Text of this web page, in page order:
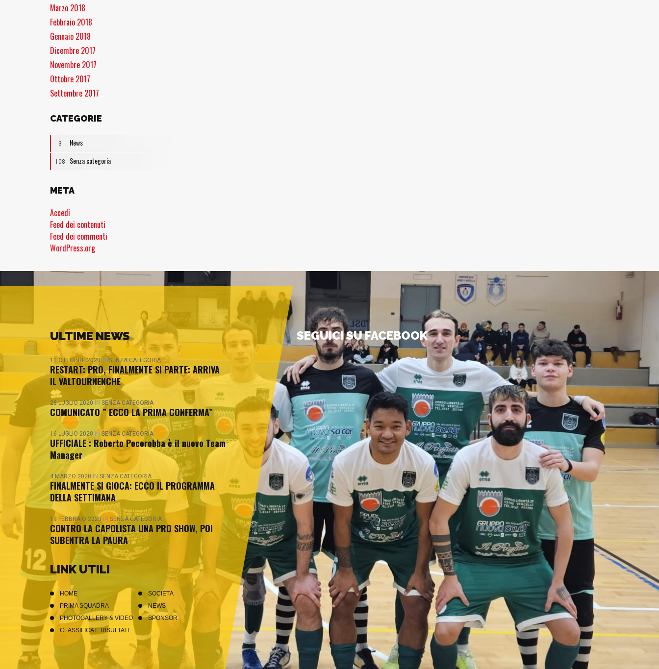
Marzo 2018
Febbraio 2018
Gennaio 2018
Dicembre 2017
Novembre 2017
Ottobre 2017
Settembre 2017
CATEGORIE
3 News
108 Senza categoria
META
Accedi
Feed dei contenuti
Feed dei commenti
WordPress.org
ULTIME NEWS
11 OTTOBRE 2020 IN SENZA CATEGORIA
RESTART: PRO, FINALMENTE SI PARTE: ARRIVA
IL VALTOURNENCHE
28 LUGLIO 2020 IN SENZA CATEGORIA
COMUNICATO ” ECCO LA PRIMA CONFERMA”
16 LUGLIO 2020 IN SENZA CATEGORIA
UFFICIALE : Roberto Pocorobba è il nuovo Team
Manager
4 MARZO 2020 IN SENZA CATEGORIA
FINALMENTE SI GIOCA: ECCO IL PROGRAMMA
DELLA SETTIMANA
19 FEBBRAIO 2020 IN SENZA CATEGORIA
CONTRO LA CAPOLISTA UNA PRO SHOW, POI
SUBENTRA LA PAURA
LINK UTILI
HOME
SOCIETÀ
PRIMA SQUADRA
NEWS
PHOTOGALLERY & VIDEO
SPONSOR
CLASSIFICA E RISULTATI
SEGUICI SU FACEBOOK